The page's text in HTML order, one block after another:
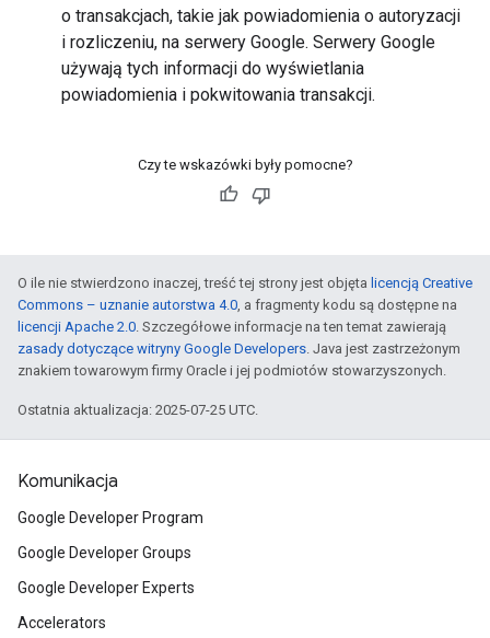
o transakcjach, takie jak powiadomienia o autoryzacji
i rozliczeniu, na serwery Google. Serwery Google
używają tych informacji do wyświetlania
powiadomienia i pokwitowania transakcji.
Czy te wskazówki były pomocne?
O ile nie stwierdzono inaczej, treść tej strony jest objęta licencją Creative
Commons – uznanie autorstwa 4.0 , a fragmenty kodu są dostępne na
licencji Apache 2.0 . Szczegółowe informacje na ten temat zawierają
zasady dotyczące witryny Google Developers . Java jest zastrzeżonym
znakiem towarowym firmy Oracle i jej podmiotów stowarzyszonych.
Ostatnia aktualizacja: 2025-07-25 UTC.
Komunikacja
Google Developer Program
Google Developer Groups
Google Developer Experts
Accelerators